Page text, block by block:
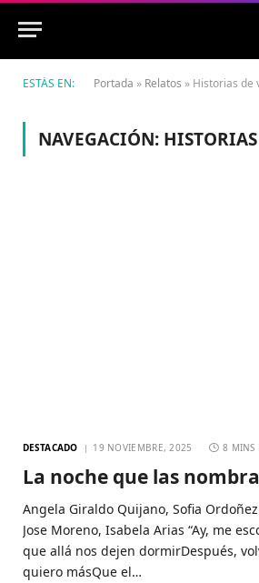
ESTÁS EN: Portada » Relatos » Historias de
NAVEGACIÓN:
DESTACADO 19 NOVIEMBRE, 2025 8 MINS
La noche que las nombra
Angela Giraldo Quijano, Sofia
Jose Moreno, Isabela Arias “Ay, me
que allá nos dejen dormirDespués,
quiero másQue el…